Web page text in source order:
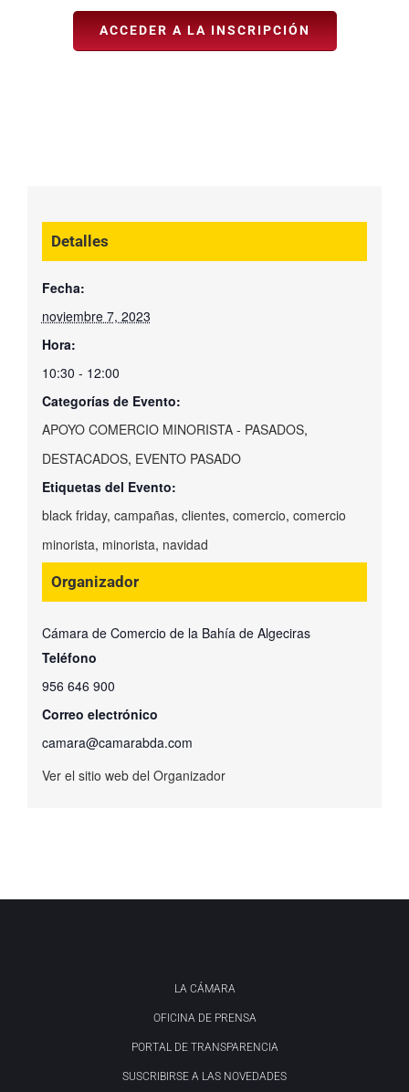
ACCEDER A LA INSCRIPCIÓN
Detalles
Fecha:
noviembre 7, 2023
Hora:
10:30 - 12:00
Categorías de Evento:
APOYO COMERCIO MINORISTA - PASADOS,
DESTACADOS, EVENTO PASADO
Etiquetas del Evento:
black friday, campañas, clientes, comercio, comercio
minorista, minorista, navidad
Organizador
Cámara de Comercio de la Bahía de Algeciras
Teléfono
956 646 900
Correo electrónico
camara@camarabda.com
Ver el sitio web del Organizador
LA CÁMARA
OFICINA DE PRENSA
PORTAL DE TRANSPARENCIA
SUSCRIBIRSE A LAS NOVEDADES